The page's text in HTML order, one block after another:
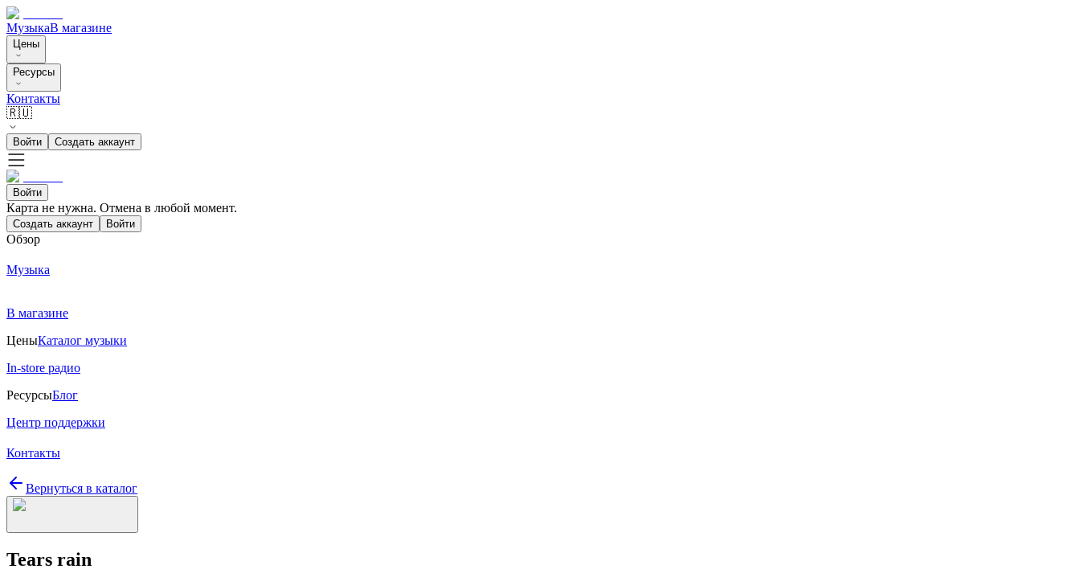
МузыкаВ магазине
Цены
Ресурсы
Контакты
🇷🇺
Войти Создать аккаунт
Войти
Карта не нужна. Отмена в любой момент.
Создать аккаунт Войти
Обзор
Музыка
В магазине
ЦеныКаталог музыки
In-store радио
РесурсыБлог
Центр поддержки
Контакты
Вернуться в каталог
Tears rain